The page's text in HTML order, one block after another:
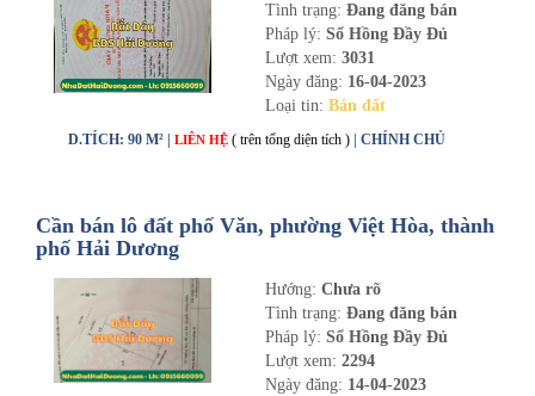
Tình trạng: Đang đăng bán
Pháp lý: Sổ Hồng Đầy Đủ
Lượt xem: 3031
Ngày đăng: 16-04-2023
Loại tin: Bán đất
D.TÍCH: 90 M² | LIÊN HỆ ( trên tổng diện tích ) | CHÍNH CHỦ
Cần bán lô đất phố Văn, phường Việt Hòa, thành
phố Hải Dương
Hướng: Chưa rõ
Tình trạng: Đang đăng bán
Pháp lý: Sổ Hồng Đầy Đủ
Lượt xem: 2294
Ngày đăng: 14-04-2023